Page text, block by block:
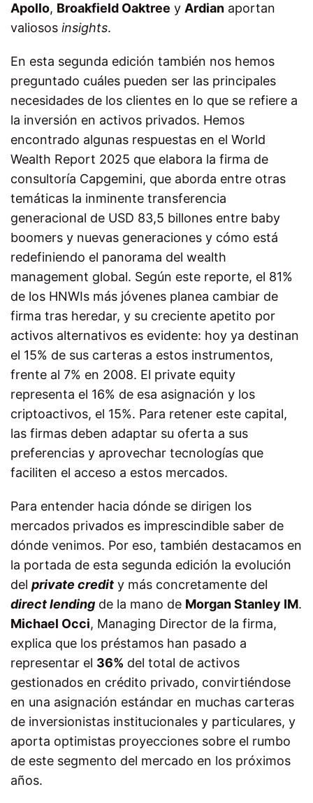
Apollo, Broakfield Oaktree y Ardian aportan
valiosos insights.
En esta segunda edición también nos hemos
preguntado cuáles pueden ser las principales
necesidades de los clientes en lo que se refiere a
la inversión en activos privados. Hemos
encontrado algunas respuestas en el World
Wealth Report 2025 que elabora la firma de
consultoría Capgemini, que aborda entre otras
temáticas la inminente transferencia
generacional de USD 83,5 billones entre baby
boomers y nuevas generaciones y cómo está
redefiniendo el panorama del wealth
management global. Según este reporte, el 81%
de los HNWIs más jóvenes planea cambiar de
firma tras heredar, y su creciente apetito por
activos alternativos es evidente: hoy ya destinan
el 15% de sus carteras a estos instrumentos,
frente al 7% en 2008. El private equity
representa el 16% de esa asignación y los
criptoactivos, el 15%. Para retener este capital,
las firmas deben adaptar su oferta a sus
preferencias y aprovechar tecnologías que
faciliten el acceso a estos mercados.
Para entender hacia dónde se dirigen los
mercados privados es imprescindible saber de
dónde venimos. Por eso, también destacamos en
la portada de esta segunda edición la evolución
del private credit y más concretamente del
direct lending de la mano de Morgan Stanley IM.
Michael Occi, Managing Director de la firma,
explica que los préstamos han pasado a
representar el 36% del total de activos
gestionados en crédito privado, convirtiéndose
en una asignación estándar en muchas carteras
de inversionistas institucionales y particulares, y
aporta optimistas proyecciones sobre el rumbo
de este segmento del mercado en los próximos
años.